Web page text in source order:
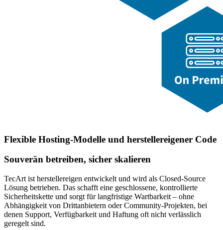
Flexible Hosting-Modelle und herstellereigener Code
Souverän betreiben, sicher skalieren
TecArt ist herstellereigen entwickelt und wird als Closed-Source
Lösung betrieben. Das schafft eine geschlossene, kontrollierte
Sicherheitskette und sorgt für langfristige Wartbarkeit – ohne
Abhängigkeit von Drittanbietern oder Community-Projekten, bei
denen Support, Verfügbarkeit und Haftung oft nicht verlässlich
geregelt sind.